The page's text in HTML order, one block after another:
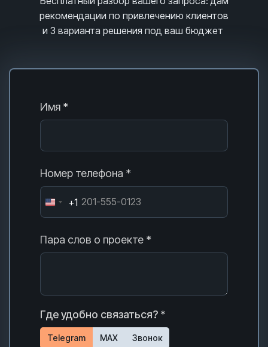
рекомендации по привлечению клиентов
и 3 варианта решения под ваш бюджет
Имя *
Номер телефона *
+1
Пара слов о проекте *
Где удобно связаться? *
Telegram MAX Звонок